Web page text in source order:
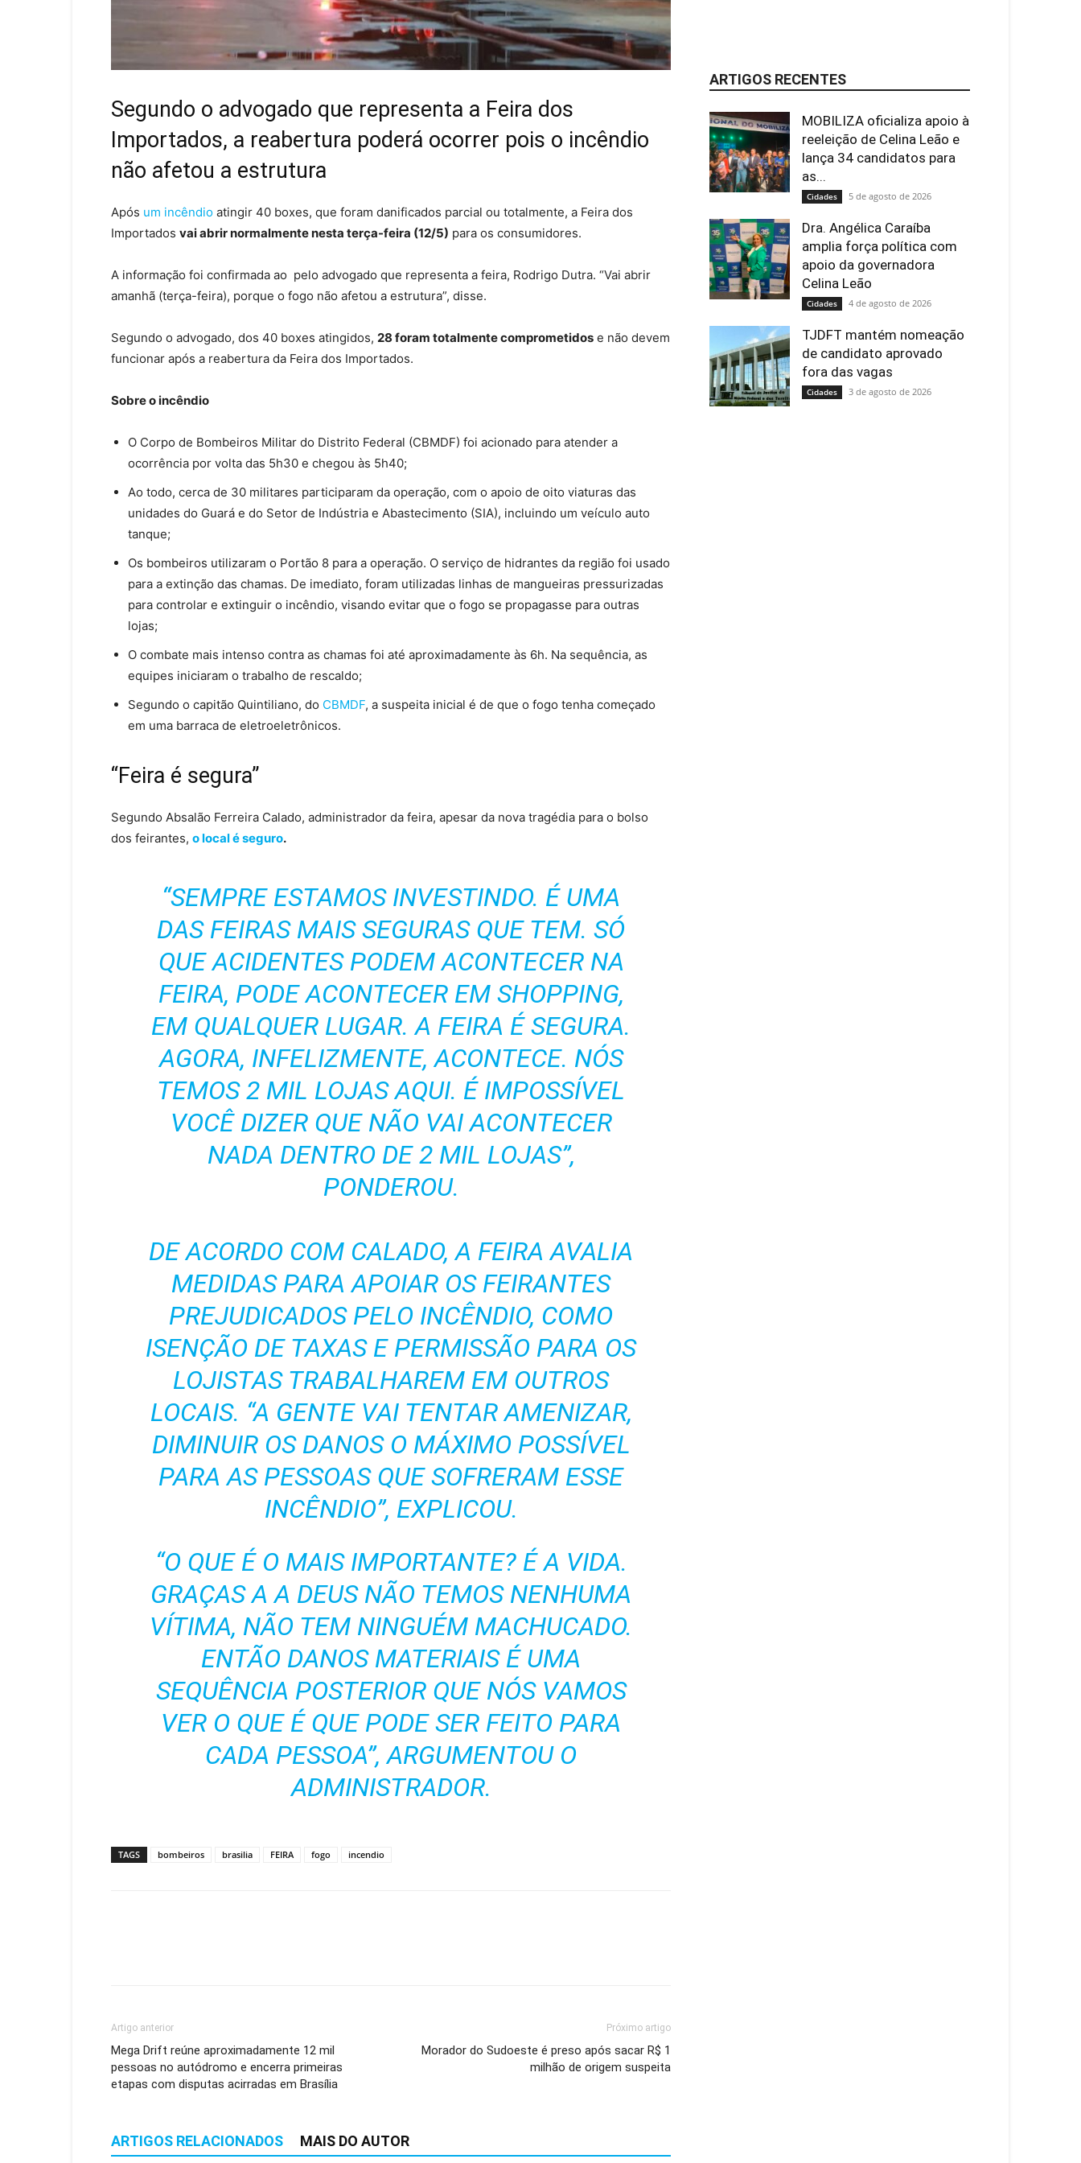
Segundo o advogado que representa a Feira dos
Importados, a reabertura poderá ocorrer pois o incêndio
não afetou a estrutura
Após um incêndio atingir 40 boxes, que foram danificados parcial ou totalmente, a Feira dos
Importados vai abrir normalmente nesta terça-feira (12/5) para os consumidores.
A informação foi confirmada ao pelo advogado que representa a feira, Rodrigo Dutra. “Vai abrir
amanhã (terça-feira), porque o fogo não afetou a estrutura”, disse.
Segundo o advogado, dos 40 boxes atingidos, 28 foram totalmente comprometidos e não devem
funcionar após a reabertura da Feira dos Importados.
Sobre o incêndio
O Corpo de Bombeiros Militar do Distrito Federal (CBMDF) foi acionado para atender a
ocorrência por volta das 5h30 e chegou às 5h40;
Ao todo, cerca de 30 militares participaram da operação, com o apoio de oito viaturas das
unidades do Guará e do Setor de Indústria e Abastecimento (SIA), incluindo um veículo auto
tanque;
Os bombeiros utilizaram o Portão 8 para a operação. O serviço de hidrantes da região foi usado
para a extinção das chamas. De imediato, foram utilizadas linhas de mangueiras pressurizadas
para controlar e extinguir o incêndio, visando evitar que o fogo se propagasse para outras
lojas;
O combate mais intenso contra as chamas foi até aproximadamente às 6h. Na sequência, as
equipes iniciaram o trabalho de rescaldo;
Segundo o capitão Quintiliano, do CBMDF, a suspeita inicial é de que o fogo tenha começado
em uma barraca de eletroeletrônicos.
“Feira é segura”
Segundo Absalão Ferreira Calado, administrador da feira, apesar da nova tragédia para o bolso
dos feirantes, o local é seguro.
“SEMPRE ESTAMOS INVESTINDO. É UMA
DAS FEIRAS MAIS SEGURAS QUE TEM. SÓ
QUE ACIDENTES PODEM ACONTECER NA
FEIRA, PODE ACONTECER EM SHOPPING,
EM QUALQUER LUGAR. A FEIRA É SEGURA.
AGORA, INFELIZMENTE, ACONTECE. NÓS
TEMOS 2 MIL LOJAS AQUI. É IMPOSSÍVEL
VOCÊ DIZER QUE NÃO VAI ACONTECER
NADA DENTRO DE 2 MIL LOJAS”,
PONDEROU.
DE ACORDO COM CALADO, A FEIRA AVALIA
MEDIDAS PARA APOIAR OS FEIRANTES
PREJUDICADOS PELO INCÊNDIO, COMO
ISENÇÃO DE TAXAS E PERMISSÃO PARA OS
LOJISTAS TRABALHAREM EM OUTROS
LOCAIS. “A GENTE VAI TENTAR AMENIZAR,
DIMINUIR OS DANOS O MÁXIMO POSSÍVEL
PARA AS PESSOAS QUE SOFRERAM ESSE
INCÊNDIO”, EXPLICOU.
“O QUE É O MAIS IMPORTANTE? É A VIDA.
GRAÇAS A A DEUS NÃO TEMOS NENHUMA
VÍTIMA, NÃO TEM NINGUÉM MACHUCADO.
ENTÃO DANOS MATERIAIS É UMA
SEQUÊNCIA POSTERIOR QUE NÓS VAMOS
VER O QUE É QUE PODE SER FEITO PARA
CADA PESSOA”, ARGUMENTOU O
ADMINISTRADOR.
TAGS bombeiros brasilia FEIRA fogo incendio
Artigo anterior
Mega Drift reúne aproximadamente 12 mil
pessoas no autódromo e encerra primeiras
etapas com disputas acirradas em Brasília
Próximo artigo
Morador do Sudoeste é preso após sacar R$ 1
milhão de origem suspeita
ARTIGOS RELACIONADOS MAIS DO AUTOR
ARTIGOS RECENTES
MOBILIZA oficializa apoio à
reeleição de Celina Leão e
lança 34 candidatos para
as...
Cidades 5 de agosto de 2026
Dra. Angélica Caraíba
amplia força política com
apoio da governadora
Celina Leão
Cidades 4 de agosto de 2026
TJDFT mantém nomeação
de candidato aprovado
fora das vagas
Cidades 3 de agosto de 2026